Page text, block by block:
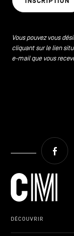
secondaire
COOKIES POLICY
NL
Vous pouvez vous
cliquant sur le lien
e-mail que vous
DÉCOUVRIR